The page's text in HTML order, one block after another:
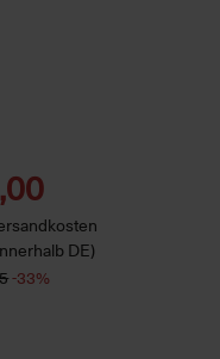
DE)
-33%